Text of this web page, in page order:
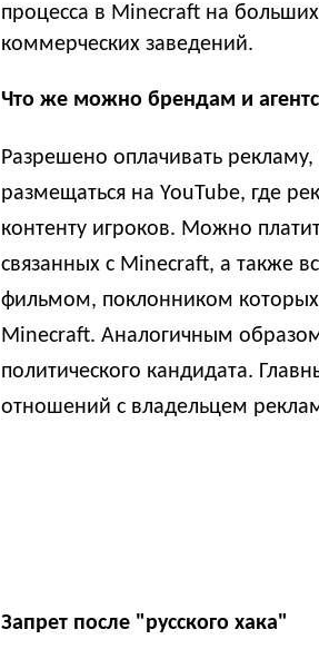
процесса в Minecraft на
коммерческих заведений.
Что же можно брендам и
Разрешено оплачивать
размещаться на YouTube, где
контенту игроков. Можно
связанных с Minecraft, а также
фильмом, поклонником
Minecraft. Аналогичным
политического кандидата.
отношений с владельцем
Запрет после "русского хака"